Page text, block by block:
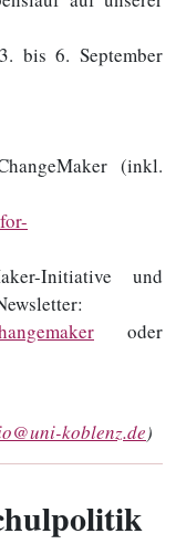
bis 6. September
(inkl.
Initiative und
oder
koblenz.de)